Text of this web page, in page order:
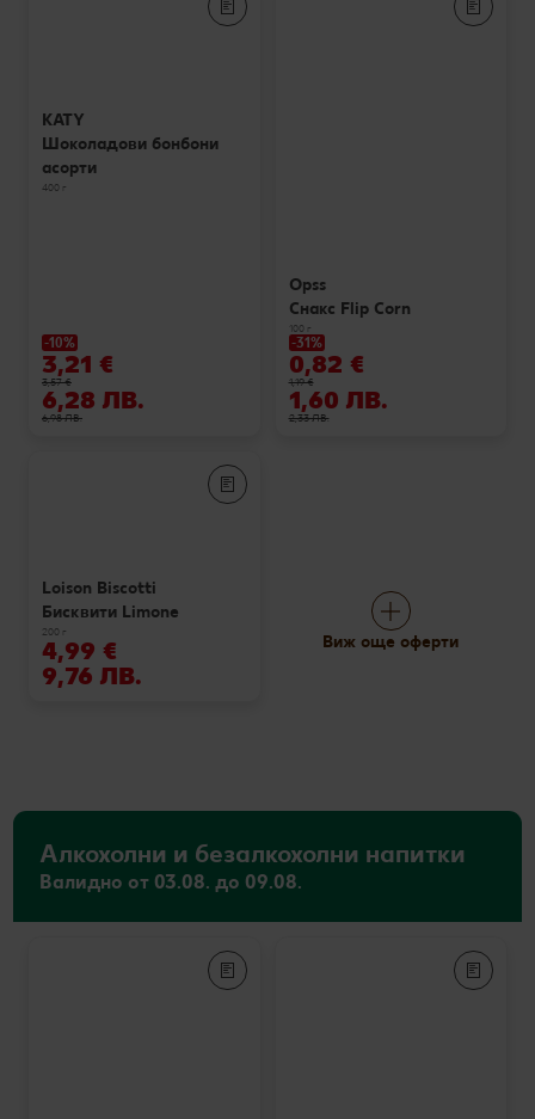
KATY
Шоколадови бонбони
асорти
400 г
-10%
3,21 €
3,57 €
6,28 ЛВ.
6,98 ЛВ.
Opss
Снакс Flip Corn
100 г
-31%
0,82 €
1,19 €
1,60 ЛВ.
2,33 ЛВ.
Loison Biscotti
Бисквити Limone
200 г
4,99 €
9,76 ЛВ.
Виж още оферти
Алкохолни и безалкохолни напитки
Валидно от 03.08. до 09.08.